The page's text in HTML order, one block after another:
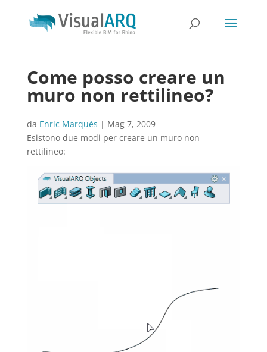
Come posso creare un
muro non rettilineo?
da Enric Marquès | Mag 7, 2009
Esistono due modi per creare un muro non
rettilineo: